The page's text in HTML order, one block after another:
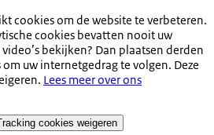
cookies om de website te verbeteren.
cookies bevatten nooit uw
bekijken? Dan plaatsen derden
uw internetgedrag te volgen. Deze
Lees meer over ons
cookies weigeren